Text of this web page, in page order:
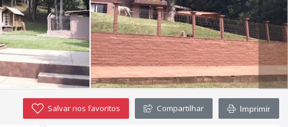
Salvar nos favoritos Compartilhar Imprimir